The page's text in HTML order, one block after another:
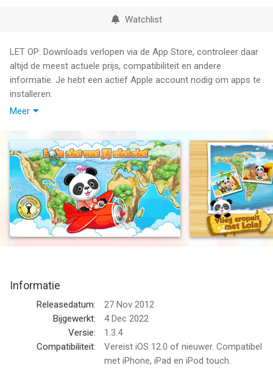
Watchlist
LET OP: Downloads verlopen via de App Store, controleer daar
altijd de meest actuele prijs, compatibiliteit en andere
informatie. Je hebt een actief Apple account nodig om apps te
installeren.
educatief. De uitmuntende graphics, duidelijk gesproken
aanwijzingen en prachtige muziek van dit spel zorgen voor een
echte filmervaring. Reis met Lola Panda® de wereld rond!
** "Leuke en aantrekkelijke app! Vooral gesproken taal. Goed
voor jonge kinderen dus. Werken aan woordenschat ... Geen in-
app aankopen." - jufjannie.nl
en vijf jaar. Wanneer kinderen in dit educatieve spel naar de
verschillende voorwerpen zoeken, hebben ze niet alleen veel
plezier, maar ontwikkelen ze tevens hun woordenschat,
concentratievermogen en motoriek, en leren ze vormen
herkennen.
Meer
Informatie
Releasedatum:
27 Nov 2012
Bijgewerkt:
4 Dec 2022
Versie:
1.3.4
Compatibiliteit:
Vereist iOS 12.0 of nieuwer. Compatibel
met iPhone, iPad en iPod touch.